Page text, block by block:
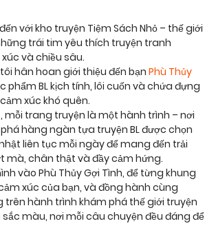
với kho truyện Tiệm Sách Nhỏ – thế giới
trái tim yêu thích truyện tranh
và chiều sâu.
hân hoan giới thiệu đến bạn Phù Thủy
phẩm BL kịch tính, lôi cuốn và chứa đựng
xúc khó quên.
mỗi trang truyện là một hành trình – nơi
hàng ngàn tựa truyện BL được chọn
liên tục mỗi ngày để mang đến trải
mà, chân thật và đầy cảm hứng.
vào Phù Thủy Gợi Tình, để từng khung
xúc của bạn, và đồng hành cùng
hành trình khám phá thế giới truyện
màu, nơi mỗi câu chuyện đều đáng để